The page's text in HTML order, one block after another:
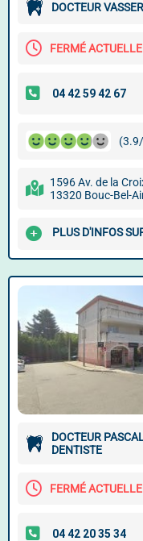
DOCTEUR
FERMÉ
1596 Av. de la
13320 Bouc-Bel-
PLUS D'INFOS
DOCTEUR
DENTISTE
FERMÉ